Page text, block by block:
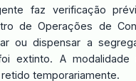
faz verificação
de Operações de
ou dispensar a
extinto. A modalidade
temporariamente.